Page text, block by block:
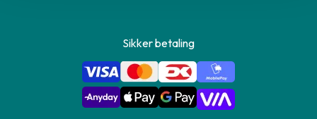
Sikker betaling